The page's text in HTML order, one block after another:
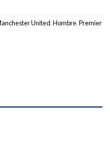
United,Hombre,Premier